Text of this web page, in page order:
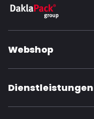
Webshop
Dienstleistungen